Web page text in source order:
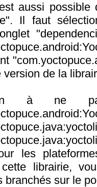
aussi possible
Il faut
version de la
à ne
les
librairie,
branchés sur le